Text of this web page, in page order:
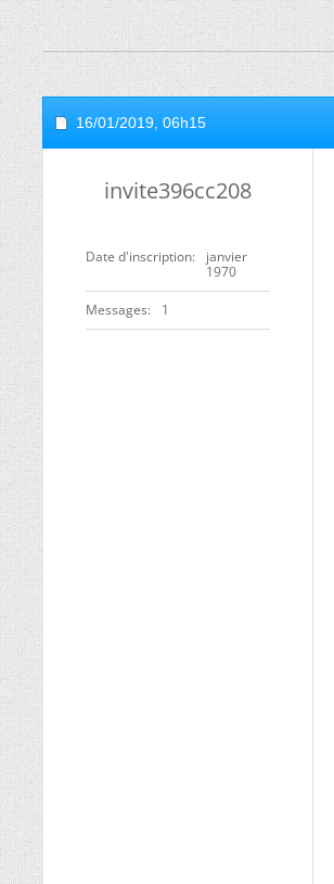
16/01/2019, 06h15
invite396cc208
Date d'inscription
janvier
1970
Messages 1